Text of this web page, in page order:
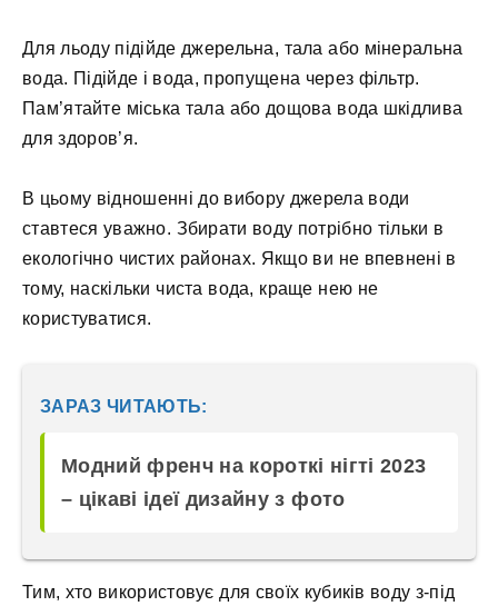
Для льоду підійде джерельна, тала або мінеральна
вода. Підійде і вода, пропущена через фільтр.
Пам’ятайте міська тала або дощова вода шкідлива
для здоров’я.
В цьому відношенні до вибору джерела води
ставтеся уважно. Збирати воду потрібно тільки в
екологічно чистих районах. Якщо ви не впевнені в
тому, наскільки чиста вода, краще нею не
користуватися.
ЗАРАЗ ЧИТАЮТЬ:
Модний френч на короткі нігті 2023
– цікаві ідеї дизайну з фото
Тим, хто використовує для своїх кубиків воду з-під